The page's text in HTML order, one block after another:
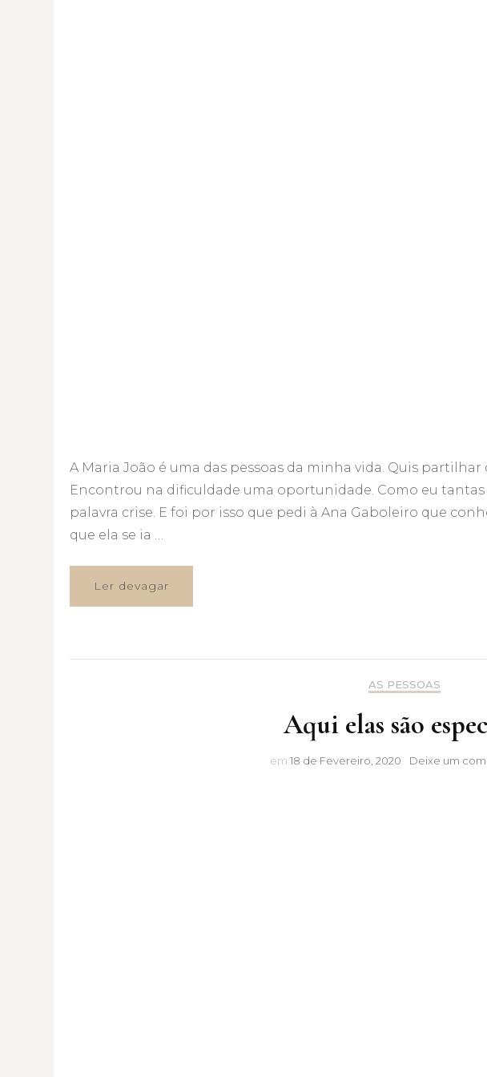
A Maria João é uma das pessoas da minha vida. Quis
Encontrou na dificuldade uma oportunidade. Como eu tantas
palavra crise. E foi por isso que pedi à Ana Gaboleiro que
que ela se ia …
Ler devagar
AS PESSOAS
Aqui elas são
em 18 de Fevereiro, 2020 Deixe um